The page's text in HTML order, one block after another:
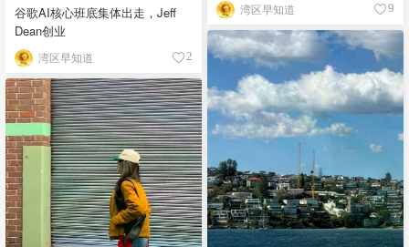
湾区早知道 9
谷歌AI核心班底集体出走，Jeff
Dean创业
湾区早知道 2